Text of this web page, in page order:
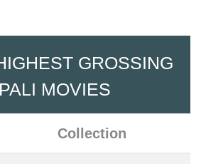
GROSSING
MOVIES
Collection